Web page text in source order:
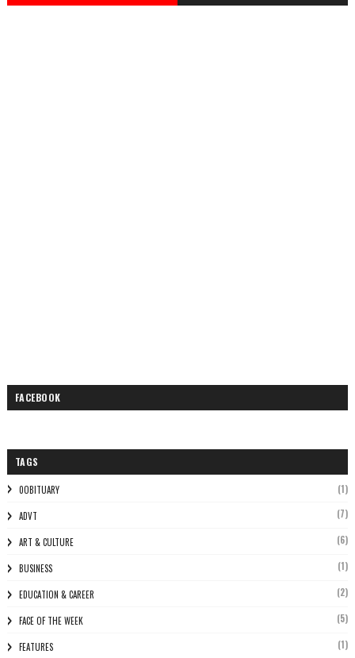
FACEBOOK
TAGS
0OBITUARY (1)
ADVT (7)
ART & CULTURE (6)
BUSINESS (1)
EDUCATION & CAREER (2)
FACE OF THE WEEK (5)
FEATURES (1)